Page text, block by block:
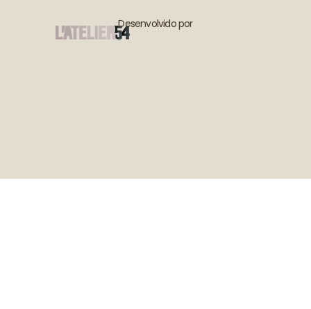
Desenvolvido por